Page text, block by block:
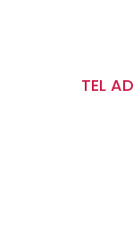
TEL